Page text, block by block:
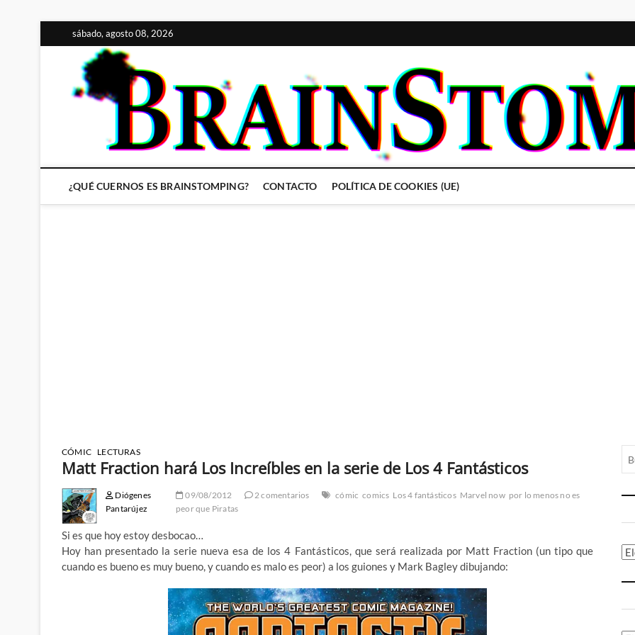
al
contenido
sábado, agosto 08, 2026
¿QUÉ CUERNOS ES BRAINSTOMPING? CONTACTO POLÍTICA DE COOKIES (UE)
CÓMIC LECTURAS
Matt Fraction hará Los Increíbles en la serie de Los 4 Fantásticos
Diógenes
Pantarújez
09/08/2012 2 comentarios cómic comics Los 4 fantásticos Marvel now por lo menos no es
peor que Piratas
Si es que hoy estoy desbocao…
Hoy han presentado la serie nueva esa de los 4 Fantásticos, que será realizada por Matt Fraction (un tipo que
cuando es bueno es muy bueno, y cuando es malo es peor) a los guiones y Mark Bagley dibujando: